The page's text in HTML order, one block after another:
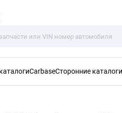
CarbaseСторонние каталоги